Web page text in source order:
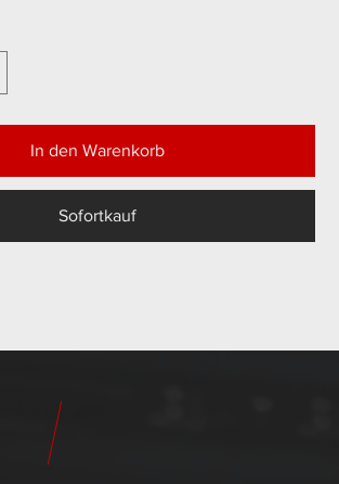
In den Warenkorb
Sofortkauf